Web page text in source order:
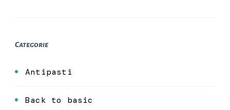
Categorie
Antipasti
Back to basic